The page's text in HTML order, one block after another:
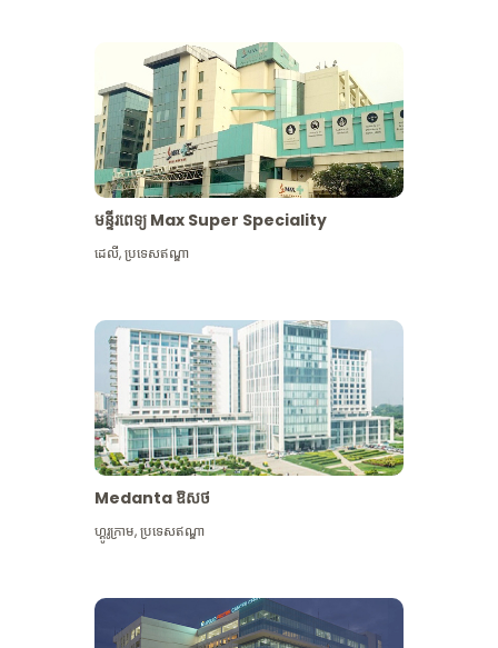
មន្ទីរពេទ្យ Max Super Speciality
ដេលី,ប្រទេសឥណ្ឌា
Medanta ឱសថ
ហ្គូរូក្រាម,ប្រទេសឥណ្ឌា